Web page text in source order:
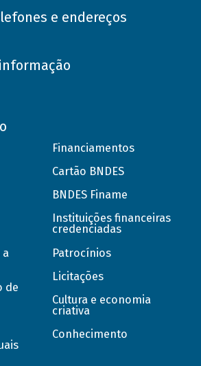
e endereços
a
de
Financiamentos
Cartão BNDES
BNDES Finame
Instituições financeiras
credenciadas
Patrocínios
Licitações
Cultura e economia
criativa
Conhecimento